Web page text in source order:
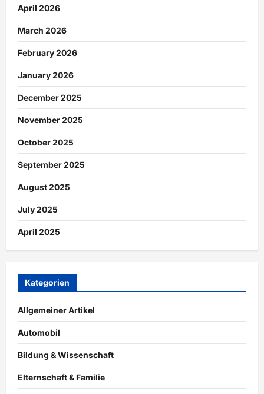
April 2026
March 2026
February 2026
January 2026
December 2025
November 2025
October 2025
September 2025
August 2025
July 2025
April 2025
Kategorien
Allgemeiner Artikel
Automobil
Bildung & Wissenschaft
Elternschaft & Familie